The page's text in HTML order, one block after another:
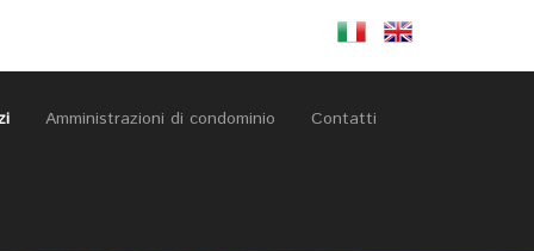
Amministrazioni di condominio Contatti